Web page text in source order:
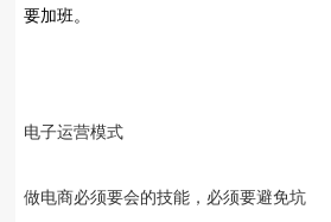
要加班。
电子运营模式
做电商必须要会的技能，必须要避免坑